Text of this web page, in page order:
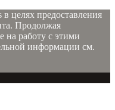
целях предоставления
Продолжая
на работу с этими
информации см.